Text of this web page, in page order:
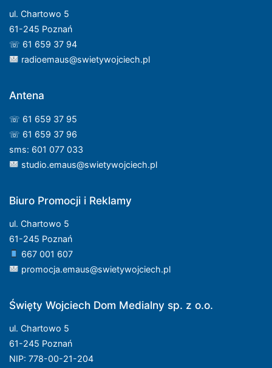
ul. Chartowo 5
61-245 Poznań
☏ 61 659 37 94
radioemaus@swietywojciech.pl
Antena
☏ 61 659 37 95
☏ 61 659 37 96
sms: 601 077 033
studio.emaus@swietywojciech.pl
Biuro Promocji i Reklamy
ul. Chartowo 5
61-245 Poznań
667 001 607
promocja.emaus@swietywojciech.pl
Święty Wojciech Dom Medialny sp. z o.o.
ul. Chartowo 5
61-245 Poznań
NIP: 778-00-21-204